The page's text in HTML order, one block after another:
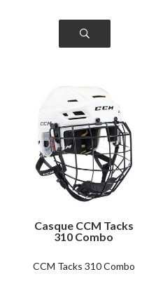
Casque CCM Tacks
310 Combo
CCM Tacks 310 Combo